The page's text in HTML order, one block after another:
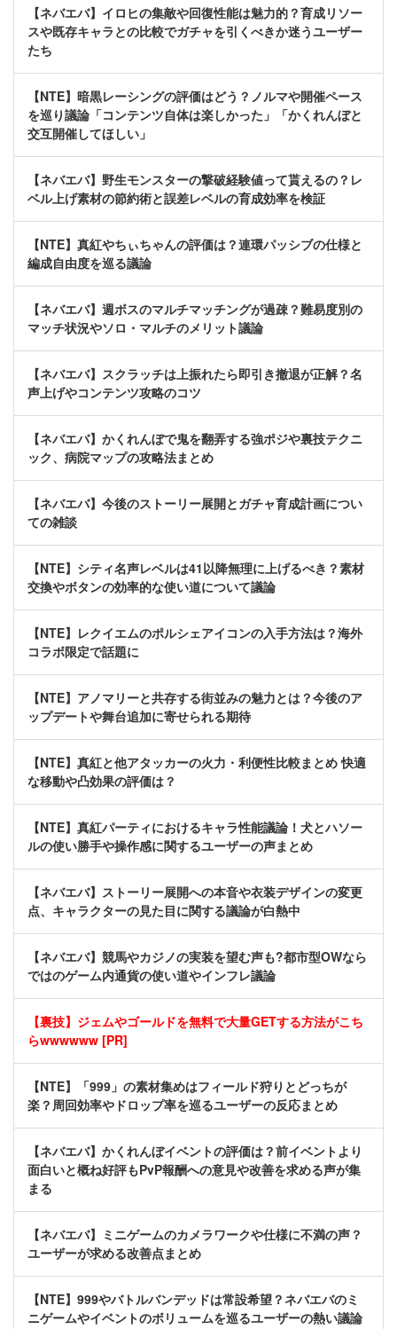
【ネバエバ】イロヒの集敵や回復性能は魅力的？育成リソー
スや既存キャラとの比較でガチャを引くべきか迷うユーザー
たち
【NTE】暗黒レーシングの評価はどう？ノルマや開催ペース
を巡り議論「コンテンツ自体は楽しかった」「かくれんぼと
交互開催してほしい」
【ネバエバ】野生モンスターの撃破経験値って貰えるの？レ
ベル上げ素材の節約術と誤差レベルの育成効率を検証
【NTE】真紅やちぃちゃんの評価は？連環パッシブの仕様と
編成自由度を巡る議論
【ネバエバ】週ボスのマルチマッチングが過疎？難易度別の
マッチ状況やソロ・マルチのメリット議論
【ネバエバ】スクラッチは上振れたら即引き撤退が正解？名
声上げやコンテンツ攻略のコツ
【ネバエバ】かくれんぼで鬼を翻弄する強ポジや裏技テクニ
ック、病院マップの攻略法まとめ
【ネバエバ】今後のストーリー展開とガチャ育成計画につい
ての雑談
【NTE】シティ名声レベルは41以降無理に上げるべき？素材
交換やボタンの効率的な使い道について議論
【NTE】レクイエムのポルシェアイコンの入手方法は？海外
コラボ限定で話題に
【NTE】アノマリーと共存する街並みの魅力とは？今後のア
ップデートや舞台追加に寄せられる期待
【NTE】真紅と他アタッカーの火力・利便性比較まとめ 快適
な移動や凸効果の評価は？
【NTE】真紅パーティにおけるキャラ性能議論！犬とハソー
ルの使い勝手や操作感に関するユーザーの声まとめ
【ネバエバ】ストーリー展開への本音や衣装デザインの変更
点、キャラクターの見た目に関する議論が白熱中
【ネバエバ】競馬やカジノの実装を望む声も?都市型OWなら
ではのゲーム内通貨の使い道やインフレ議論
【裏技】ジェムやゴールドを無料で大量GETする方法がこち
らwwwwww [PR]
【NTE】「999」の素材集めはフィールド狩りとどっちが
楽？周回効率やドロップ率を巡るユーザーの反応まとめ
【ネバエバ】かくれんぼイベントの評価は？前イベントより
面白いと概ね好評もPvP報酬への意見や改善を求める声が集
まる
【ネバエバ】ミニゲームのカメラワークや仕様に不満の声？
ユーザーが求める改善点まとめ
【NTE】999やバトルバンデッドは常設希望？ネバエバのミ
ニゲームやイベントのボリュームを巡るユーザーの熱い議論